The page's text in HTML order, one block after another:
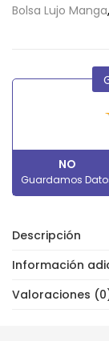
Bolsa Lujo Manga,
NO
Guardamos
Descripción
Información
Valoraciones